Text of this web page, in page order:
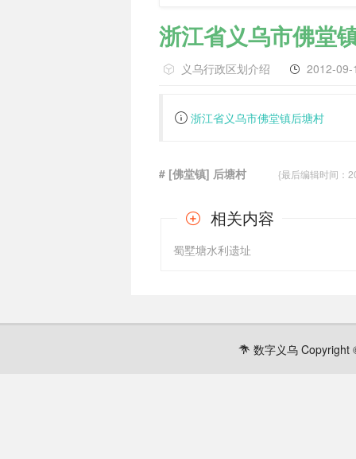
浙江省义乌市佛堂
义乌行政区划介绍 2012-09-
浙江省义乌市佛堂镇后塘村
# [佛堂镇] 后塘村 {最后编辑时间：
相关内容
蜀墅塘水利遗址
数字义乌